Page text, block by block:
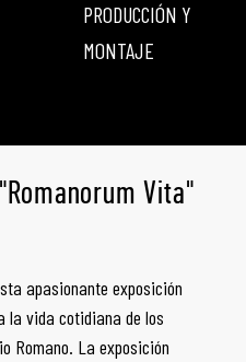
PRODUCCIÓN Y
MONTAJE
Vita"
apasionante exposición
la vida cotidiana de los
Romano. La exposición